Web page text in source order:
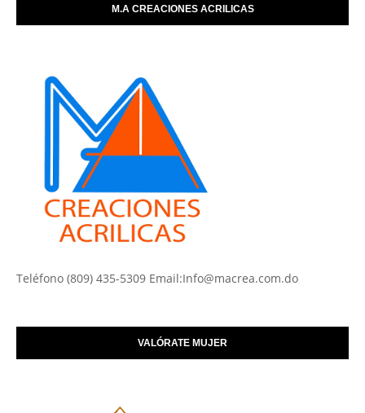
M.A CREACIONES ACRILICAS
Teléfono (809) 435-5309 Email:Info@macrea.com.do
VALÓRATE MUJER